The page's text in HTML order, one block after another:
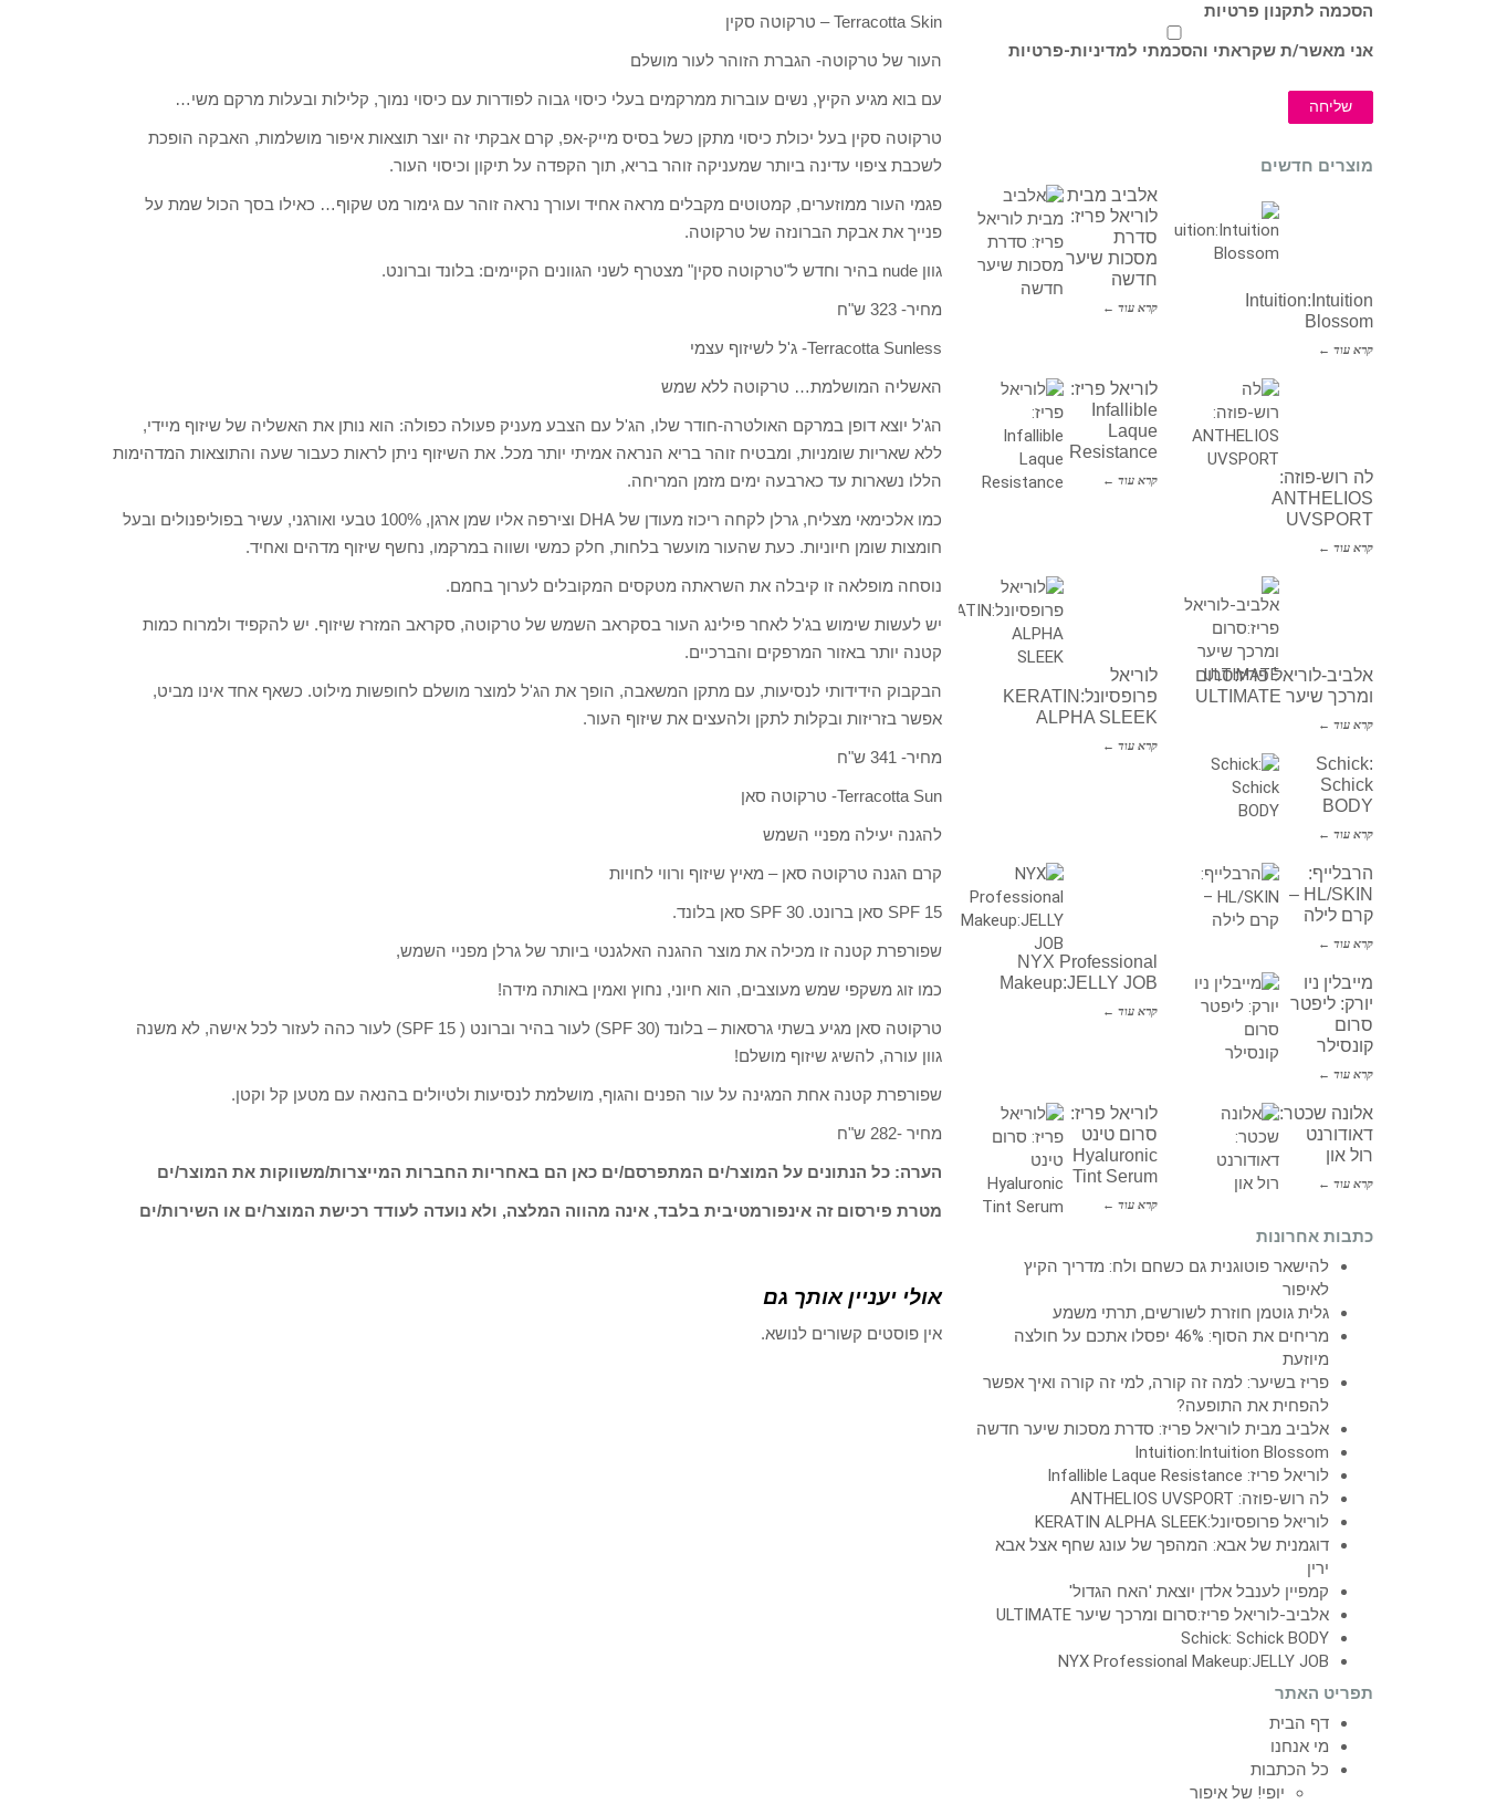
Terracotta Skin – טרקוטה סקין
העור של טרקוטה- הגברת הזוהר לעור מושלם
עם בוא מגיע הקיץ, נשים עוברות ממרקמים בעלי כיסוי גבוה לפודרות עם כיסוי נמוך, קלילות ובעלות מרקם משי…
טרקוטה סקין בעל יכולת כיסוי מתקן כשל בסיס מייק-אפ, קרם אבקתי זה יוצר תוצאות איפור מושלמות, האבקה הופכת
לשכבת ציפוי עדינה ביותר שמעניקה זוהר בריא, תוך הקפדה על תיקון וכיסוי העור.
פגמי העור ממוזערים, קמטוטים מקבלים מראה אחיד ועורך נראה זוהר עם גימור מט שקוף… כאילו בסך הכול שמת על
פנייך את אבקת הברונזה של טרקוטה.
גוון nude בהיר וחדש ל"טרקוטה סקין" מצטרף לשני הגוונים הקיימים: בלונד וברונט.
מחיר- 323 ש"ח
Terracotta Sunless- ג'ל לשיזוף עצמי
האשליה המושלמת… טרקוטה ללא שמש
הג'ל יוצא דופן במרקם האולטרה-חודר שלו, הג'ל עם הצבע מעניק פעולה כפולה: הוא נותן את האשליה של שיזוף מיידי,
ללא שאריות שומניות, ומבטיח זוהר בריא הנראה אמיתי יותר מכל. את השיזוף ניתן לראות כעבור שעה והתוצאות המדהימות
הללו נשארות עד כארבעה ימים מזמן המריחה.
כמו אלכימאי מצליח, גרלן לקחה ריכוז מעודן של DHA וצירפה אליו שמן ארגן, 100% טבעי ואורגני, עשיר בפוליפנולים ובעל
חומצות שומן חיוניות. כעת שהעור מועשר בלחות, חלק כמשי ושווה במרקמו, נחשף שיזוף מדהים ואחיד.
נוסחה מופלאה זו קיבלה את השראתה מטקסים המקובלים לערוך בחמם.
יש לעשות שימוש בג'ל לאחר פילינג העור בסקראב השמש של טרקוטה, סקראב המזרז שיזוף. יש להקפיד ולמרוח כמות
קטנה יותר באזור המרפקים והברכיים.
הבקבוק הידידותי לנסיעות, עם מתקן המשאבה, הופך את הג'ל למוצר מושלם לחופשות מילוט. כשאף אחד אינו מביט,
אפשר בזריזות ובקלות לתקן ולהעצים את שיזוף העור.
מחיר- 341 ש"ח
Terracotta Sun- טרקוטה סאן
להגנה יעילה מפניי השמש
קרם הגנה טרקוטה סאן – מאיץ שיזוף ורווי לחויות
SPF 15 סאן ברונט. SPF 30 סאן בלונד.
שפורפרת קטנה זו מכילה את מוצר ההגנה האלגנטי ביותר של גרלן מפניי השמש,
כמו זוג משקפי שמש מעוצבים, הוא חיוני, נחוץ ואמין באותה מידה!
טרקוטה סאן מגיע בשתי גרסאות – בלונד (SPF 30) לעור בהיר וברונט ( SPF 15) לעור כהה לעזור לכל אישה, לא משנה
גוון עורה, להשיג שיזוף מושלם!
שפורפרת קטנה אחת המגינה על עור הפנים והגוף, מושלמת לנסיעות ולטיולים בהנאה עם מטען קל וקטן.
מחיר -282 ש"ח
הערה: כל הנתונים על המוצר/ים המתפרסם/ים כאן הם באחריות החברות המייצרות/משווקות את המוצר/ים
מטרת פירסום זה אינפורמטיבית בלבד, אינה מהווה המלצה, ולא נועדה לעודד רכישת המוצר/ים או השירות/ים
אולי יעניין אותך גם
אין פוסטים קשורים לנושא.
הסכמה לתקנון פרטיות
אני מאשר/ת שקראתי והסכמתי למדיניות-פרטיות
שליחה
מוצרים חדשים
אלביב מבית
לוריאל פריז:
סדרת
מסכות שיער
חדשה
קרא עוד ←
Intuition:Intuition
Blossom
קרא עוד ←
לוריאל פריז:
Infallible
Laque
Resistance
קרא עוד ←
לה רוש-פוזה:
ANTHELIOS
UVSPORT
קרא עוד ←
לוריאל
פרופסיונל:KERATIN
ALPHA SLEEK
קרא עוד ←
אלביב-לוריאל פריז:סרום
ומרכך שיער ULTIMATE
קרא עוד ←
Schick:
Schick
BODY
קרא עוד ←
NYX Professional
Makeup:JELLY JOB
קרא עוד ←
הרבלייף:
HL/SKIN –
קרם לילה
קרא עוד ←
מייבלין ניו
יורק: ליפטר
סרום
קונסילר
קרא עוד ←
לוריאל פריז:
סרום טינט
Hyaluronic
Tint Serum
קרא עוד ←
אלונה שכטר:
דאודורנט
רול און
קרא עוד ←
כתבות אחרונות
להישאר פוטוגנית גם כשחם ולח: מדריך הקיץ
לאיפור
גלית גוטמן חוזרת לשורשים, תרתי משמע
מריחים את הסוף: 46% יפסלו אתכם על חולצה
מיוזעת
פריז בשיער: למה זה קורה, למי זה קורה ואיך אפשר
להפחית את התופעה?
אלביב מבית לוריאל פריז: סדרת מסכות שיער חדשה
Intuition:Intuition Blossom
לוריאל פריז: Infallible Laque Resistance
לה רוש-פוזה: ANTHELIOS UVSPORT
לוריאל פרופסיונל:KERATIN ALPHA SLEEK
דוגמנית של אבא: המהפך של עונג שחף אצל אבא
ירין
קמפיין לענבל אלדן יוצאת 'האח הגדול'
אלביב-לוריאל פריז:סרום ומרכך שיער ULTIMATE
Schick: Schick BODY
NYX Professional Makeup:JELLY JOB
תפריט האתר
דף הבית
מי אנחנו
כל הכתבות
יופי! של איפור